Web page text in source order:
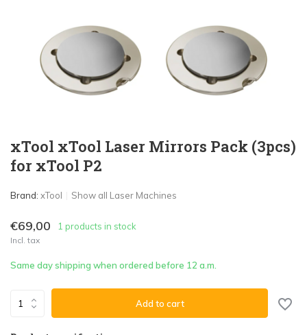
xTool xTool Laser Mirrors Pack (3pcs)
for xTool P2
Brand: xTool Show all Laser Machines
€69,00 1 products in stock
Incl. tax
Same day shipping when ordered before 12 a.m.
Add to cart